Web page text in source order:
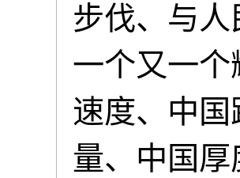
步伐、与
一个又一
速度、中
量、中国